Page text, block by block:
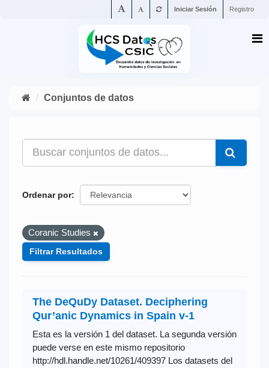
Iniciar Sesión Registro
Conjuntos de datos
Ordenar por
Coranic Studies
Filtrar Resultados
The DeQuDy Dataset. Deciphering
Qur’anic Dynamics in Spain v-1
Esta es la versión 1 del dataset. La segunda versión
puede verse en este mismo repositorio
http://hdl.handle.net/10261/409397 Los datasets del